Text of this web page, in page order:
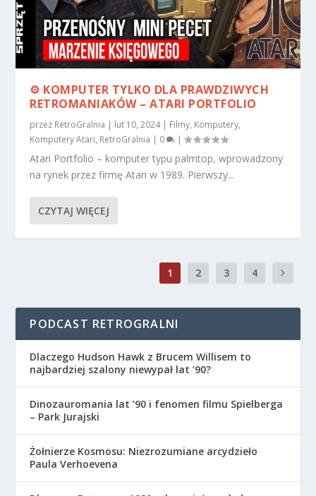
⚙️ KOMPUTER TYLKO DLA PRAWDZIWYCH
RETROMANIAKÓW – ATARI PORTFOLIO
przez RetroGralnia | lut 10, 2024| Filmy, Komputery,
Komputery Atari, RetroGralnia | 0 |
Atari Portfolio – komputer typu palmtop, wprowadzony
na rynek przez firmę Atari w 1989. Pierwszy...
CZYTAJ WIĘCEJ
1 2 3 4
PODCAST RETROGRALNI
Dlaczego Hudson Hawk z Brucem Willisem to
najbardziej szalony niewypał lat ’90?
Dinozauromania lat ’90 i fenomen filmu Spielberga
– Park Jurajski
Żołnierze Kosmosu: Niezrozumiane arcydzieło
Paula Verhoevena